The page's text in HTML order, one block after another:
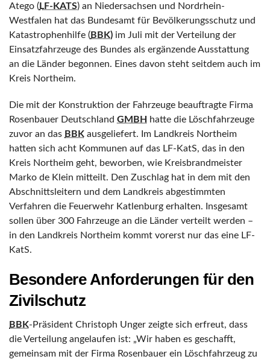
Atego (LF-KATS) an Niedersachsen und Nordrhein-
Westfalen hat das Bundesamt für Bevölkerungsschutz und
Katastrophenhilfe (BBK) im Juli mit der Verteilung der
Einsatzfahrzeuge des Bundes als ergänzende Ausstattung
an die Länder begonnen. Eines davon steht seitdem auch im
Kreis Northeim.
Die mit der Konstruktion der Fahrzeuge beauftragte Firma
Rosenbauer Deutschland GMBH hatte die Löschfahrzeuge
zuvor an das BBK ausgeliefert. Im Landkreis Northeim
hatten sich acht Kommunen auf das LF-KatS, das in den
Kreis Northeim geht, beworben, wie Kreisbrandmeister
Marko de Klein mitteilt. Den Zuschlag hat in dem mit den
Abschnittsleitern und dem Landkreis abgestimmten
Verfahren die Feuerwehr Katlenburg erhalten. Insgesamt
sollen über 300 Fahrzeuge an die Länder verteilt werden –
in den Landkreis Northeim kommt vorerst nur das eine LF-
KatS.
Besondere Anforderungen für den
Zivilschutz
BBK-Präsident Christoph Unger zeigte sich erfreut, dass
die Verteilung angelaufen ist: „Wir haben es geschafft,
gemeinsam mit der Firma Rosenbauer ein Löschfahrzeug zu